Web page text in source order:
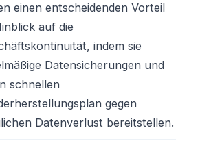
einen entscheidenden Vorteil
auf die
indem sie
Datensicherungen und
schnellen
gegen
Datenverlust bereitstellen.